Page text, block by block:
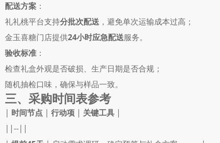
配送方案 ：
礼礼桃平台支持分批次配送 ，避免单次运输成本过高；
金玉喜糖门店提供24小时应急配送服务。
验收标准 ：
检查礼盒外观是否破损、生产日期是否合规；
随机抽检口味，确保与样品一致。
三、采购时间表参考
| 时间节点 | 行动项 | 关键工具 |
||--||